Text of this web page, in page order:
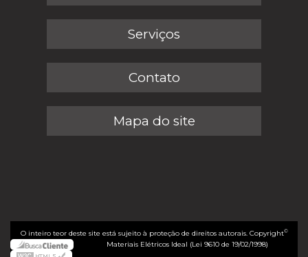
Serviços
Contato
Mapa do site
O inteiro teor deste site está sujeito à proteção de direitos autorais. Copyright©
Materiais Elétricos Ideal (Lei 9610 de 19/02/1998)